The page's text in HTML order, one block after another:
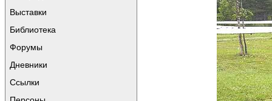
Выставки
Библиотека
Форумы
Дневники
Ссылки